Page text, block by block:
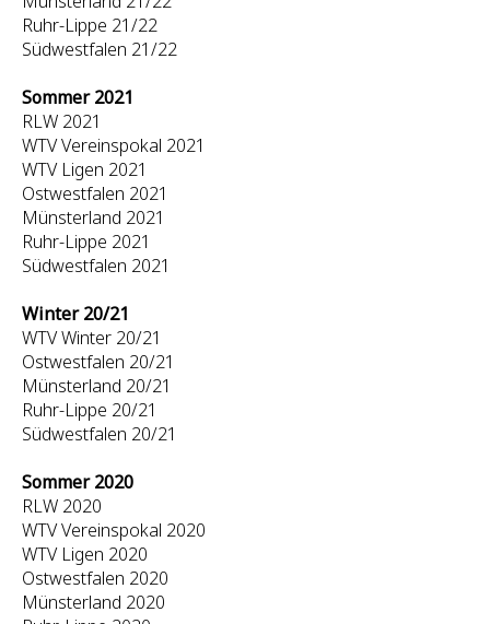
Ruhr-Lippe 21/22
Südwestfalen 21/22
Sommer 2021
RLW 2021
WTV Vereinspokal 2021
WTV Ligen 2021
Ostwestfalen 2021
Münsterland 2021
Ruhr-Lippe 2021
Südwestfalen 2021
Winter 20/21
WTV Winter 20/21
Ostwestfalen 20/21
Münsterland 20/21
Ruhr-Lippe 20/21
Südwestfalen 20/21
Sommer 2020
RLW 2020
WTV Vereinspokal 2020
WTV Ligen 2020
Ostwestfalen 2020
Münsterland 2020